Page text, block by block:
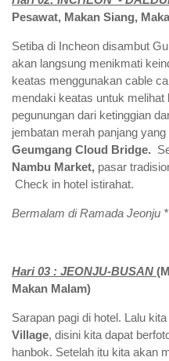
Pesawat, Makan Siang,
Setiba di Incheon disambut
akan langsung menikmati
keatas menggunakan cable
mendaki keatas untuk melihat
pegunungan dari ketinggian
jembatan merah panjang
Geumgang Cloud Bridge.
Nambu Market, pasar
Check in hotel istirahat.
Bermalam diRamada Jeonju
Hari 03 : JEONJU-BUSAN
Makan Malam)
Sarapan pagi di hotel. Lalu
Village, disini kita dapat
hanbok. Setelah itu kita akan